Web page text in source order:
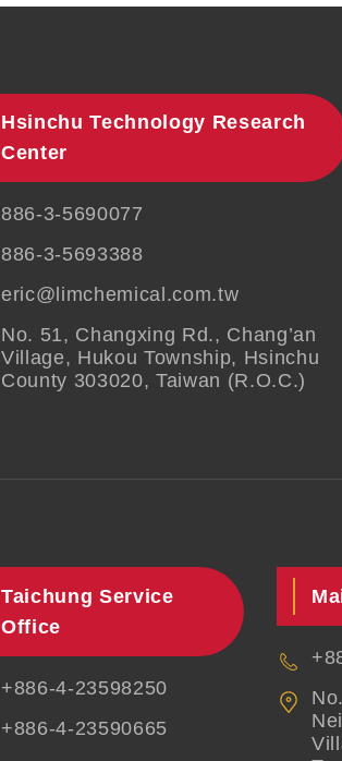
Hsinchu Technology Research
Center
886-3-5690077
886-3-5693388
eric@limchemical.com.tw
No. 51, Changxing Rd., Chang’an
Village, Hukou Township, Hsinchu
County 303020, Taiwan (R.O.C.)
Taichung Service
Office
+886-4-23598250
+886-4-23590665